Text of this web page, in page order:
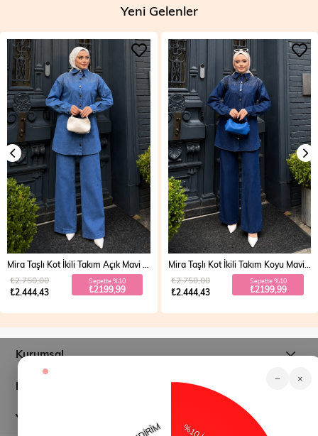
Yeni Gelenler
₺2.444,43
₺2.750,00 Sepette %10
₺2199,99
Mira Taşlı Kot İkili Takım Koyu Mavi 19286
₺2.444,43
₺2.750,00 Sepette %10
₺2199,99
Kurumsal
Müşteri İlişkileri
Yardım
− ×